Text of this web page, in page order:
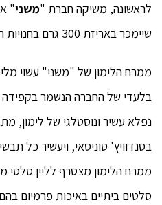
לראשונה, משיקה חברת "משני"
שיימכר באריזת 300 גרם בחנויות הרשת וברשתות המזון.
ממרח הלימון של "משני" עשוי
בלעדי של החברה הנשמר
נפלא עשיר ונוסטלגי של לימון,
בסנדוויץ' טוניסאי, ויעשיר כל
ממרח הלימון מצטרף לליין סלטי
סלטים ביתיים באיכות פרמיום בהם